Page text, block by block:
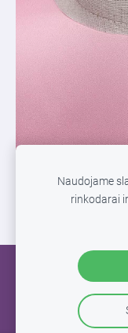
Naudojame
rinkodarai